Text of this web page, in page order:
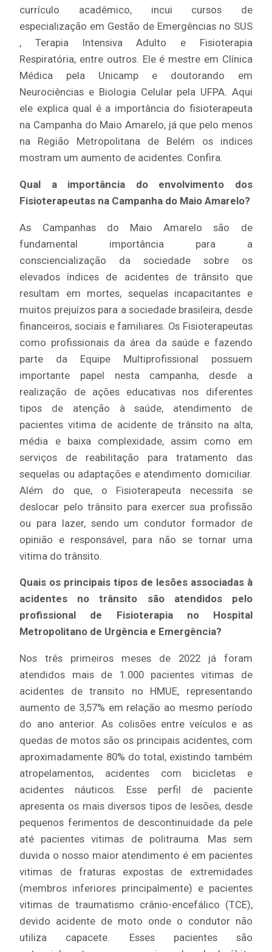
currículo acadêmico, incui cursos de
especialização em Gestão de Emergências no SUS
, Terapia Intensiva Adulto e Fisioterapia
Respiratória, entre outros. Ele é mestre em Clínica
Médica pela Unicamp e doutorando em
Neurociências e Biologia Celular pela UFPA. Aqui
ele explica qual é a importância do fisioterapeuta
na Campanha do Maio Amarelo, já que pelo menos
na Região Metropolitana de Belém os indices
mostram um aumento de acidentes. Confira.
Qual a importância do envolvimento dos
Fisioterapeutas na Campanha do Maio Amarelo?
As Campanhas do Maio Amarelo são de
fundamental importância para a
consciencialização da sociedade sobre os
elevados índices de acidentes de trânsito que
resultam em mortes, sequelas incapacitantes e
muitos prejuízos para a sociedade brasileira, desde
financeiros, sociais e familiares. Os Fisioterapeutas
como profissionais da área da saúde e fazendo
parte da Equipe Multiprofissional possuem
importante papel nesta campanha, desde a
realização de ações educativas nos diferentes
tipos de atenção à saúde, atendimento de
pacientes vitima de acidente de trânsito na alta,
média e baixa complexidade, assim como em
serviços de reabilitação para tratamento das
sequelas ou adaptações e atendimento domiciliar.
Além do que, o Fisioterapeuta necessita se
deslocar pelo trânsito para exercer sua profissão
ou para lazer, sendo um condutor formador de
opinião e responsável, para não se tornar uma
vitima do trânsito.
Quais os principais tipos de lesões associadas à
acidentes no trânsito são atendidos pelo
profissional de Fisioterapia no Hospital
Metropolitano de Urgência e Emergência?
Nos três primeiros meses de 2022 já foram
atendidos mais de 1.000 pacientes vitimas de
acidentes de transito no HMUE, representando
aumento de 3,57% em relação ao mesmo período
do ano anterior. As colisões entre veículos e as
quedas de motos são os principais acidentes, com
aproximadamente 80% do total, existindo também
atropelamentos, acidentes com bicicletas e
acidentes náuticos. Esse perfil de paciente
apresenta os mais diversos tipos de lesões, desde
pequenos ferimentos de descontinuidade da pele
até pacientes vitimas de politrauma. Mas sem
duvida o nosso maior atendimento é em pacientes
vitimas de fraturas expostas de extremidades
(membros inferiores principalmente) e pacientes
vitimas de traumatismo crânio-encefálico (TCE),
devido acidente de moto onde o condutor não
utiliza capacete. Esses pacientes são